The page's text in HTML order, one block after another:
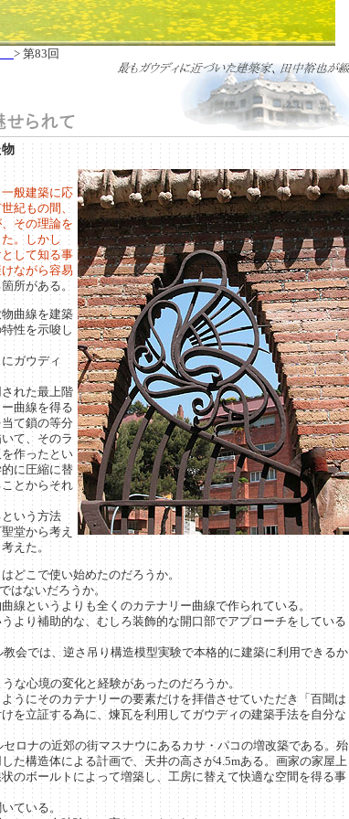
> 第83回
般建築に応
紀もの間、
その理論を
。しかし
して知る事
ながら容易
所がある。
曲線を建築
性を示唆し
ガウディ
れた最上階
曲線を得る
て鎖の等分
て、そのラ
作ったとい
に圧縮に替
とからそれ
いう方法
堂から考え
えた。
どこで使い始めたのだろうか。
はないだろうか。
線というよりも全くのカテナリー曲線で作られている。
より補助的な、むしろ装飾的な開口部でアプローチをしている
会では、逆さ吊り構造模型実験で本格的に建築に利用できるか
な心境の変化と経験があったのだろうか。
うにそのカテナリーの要素だけを拝借させていただき「百聞は
を立証する為に、煉瓦を利用してガウディの建築手法を自分な
ロナの近郊の街マスナウにあるカサ・パコの増改築である。殆
た構造体による計画で、天井の高さが4.5mある。画家の家屋上
のボールトによって増築し、工房に替えて快適な空間を得る事
ている。